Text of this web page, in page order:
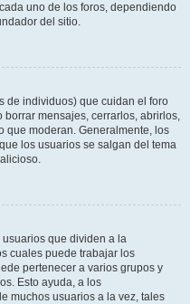
uno de los foros, dependiendo
del sitio.
de individuos) que cuidan el foro
mensajes, cerrarlos, abrirlos,
que moderan. Generalmente, los
los usuarios se salgan del tema
que dividen a la
cuales puede trabajar los
pertenecer a varios grupos y
Esto ayuda, a los
muchos usuarios a la vez, tales